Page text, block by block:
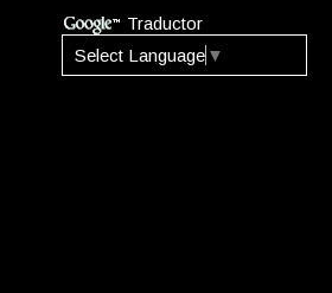
Traductor
Select Language ▼